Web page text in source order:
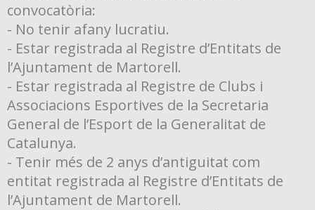
convocatòria:
- No tenir afany lucratiu.
- Estar registrada al Registre d’Entitats de
l’Ajuntament de Martorell.
- Estar registrada al Registre de Clubs i
Associacions Esportives de la Secretaria
General de l’Esport de la Generalitat de
Catalunya.
- Tenir més de 2 anys d’antiguitat com
entitat registrada al Registre d’Entitats de
l’Ajuntament de Martorell.